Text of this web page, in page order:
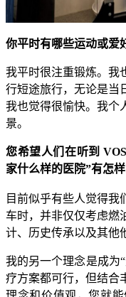
你平时有哪些运动或爱
我平时很注重锻炼。我
行短途旅行，无论是当
我也觉得很愉快。我个
景。
您希望人们在听到
家什么样的医院”有怎样
目前似乎有些人觉得我
车时，并非仅仅考虑燃
计、历史传承以及其他
我的另一个理念是成为
疗方案都可行，但结合